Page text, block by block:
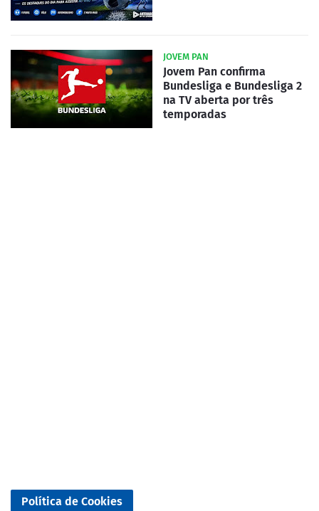
JOVEM PAN
Jovem Pan confirma
Bundesliga e Bundesliga 2
na TV aberta por três
temporadas
Política de Cookies